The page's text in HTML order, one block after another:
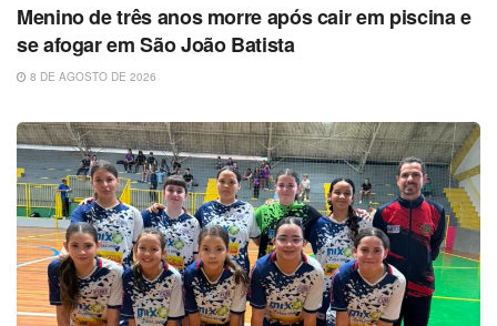
Menino de três anos morre após cair em piscina e
se afogar em São João Batista
8 DE AGOSTO DE 2026